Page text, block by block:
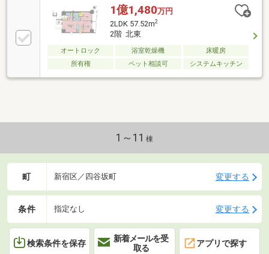
1億1,480万円
2LDK 57.52m2
2階 北東
オートロック 浴室乾燥機
床暖房
所有権
ペット相談可 システムキッチン
1～11 棟
町 新宿区／四谷坂町 変更する
条件 指定なし 変更する
検索条件を保存
新着メールを受
取る
アプリで探す